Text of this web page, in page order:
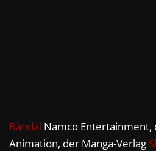
Bandai Namco Entertainment,
Animation, der Manga-Verlag